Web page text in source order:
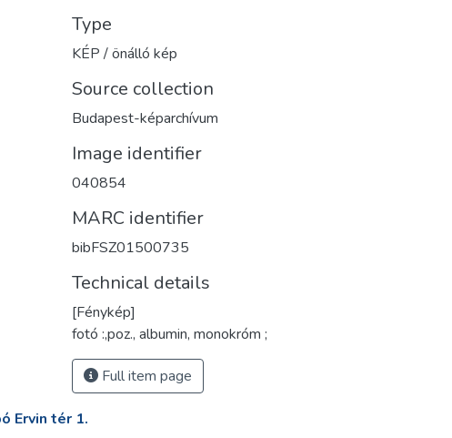
Type
KÉP / önálló kép
Source collection
Budapest-képarchívum
Image identifier
040854
MARC identifier
bibFSZ01500735
Technical details
[Fénykép]
fotó :,poz., albumin, monokróm ;
Full item page
Ervin tér 1.